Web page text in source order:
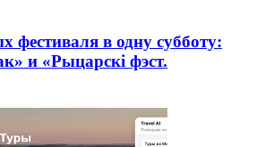
фестиваля в одну субботу:
и «Рыцарскі фэст.